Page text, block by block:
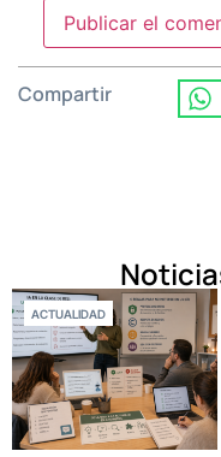
Compartir
ACTUALIDAD